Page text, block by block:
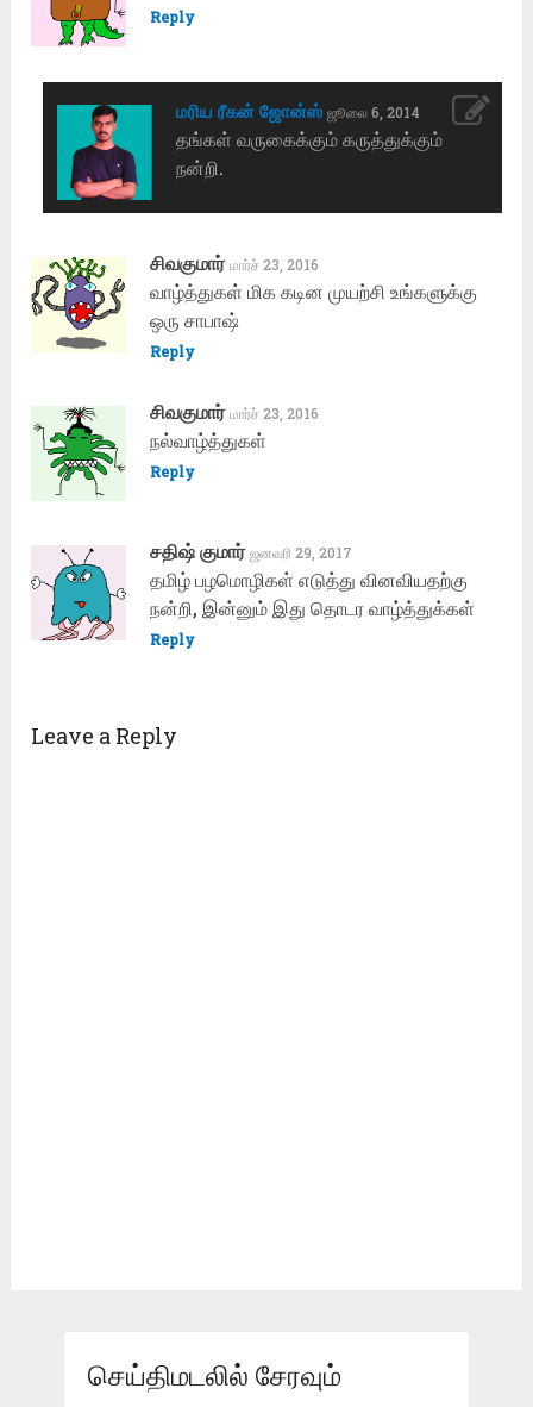
Reply
மரிய ரீகன் ஜோன்ஸ் ஜூலை 6, 2014
தங்கள் வருகைக்கும் கருத்துக்கும்
நன்றி.
சிவகுமார் மார்ச் 23, 2016
வாழ்த்துகள் மிக கடின முயற்சி உங்களுக்கு
ஒரு சாபாஷ்
Reply
சிவகுமார் மார்ச் 23, 2016
நல்வாழ்த்துகள்
Reply
சதிஷ் குமார் ஜனவரி 29, 2017
தமிழ் பழமொழிகள் எடுத்து வினவியதற்கு
நன்றி, இன்னும் இது தொடர வாழ்த்துக்கள்
Reply
Leave a Reply
செய்திமடலில் சேரவும்